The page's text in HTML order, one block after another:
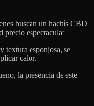
buscan un hachís CBD
precio espectacular
textura esponjosa, se
calor.
la presencia de este